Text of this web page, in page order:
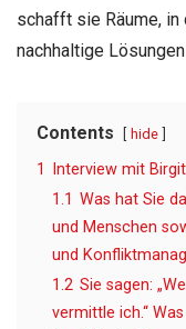
schafft sie Räume, in
nachhaltige
Contents hide
1
Interview mit
1.1 Was hat Sie
und Menschen
und
1.2 Sie sagen:
vermittle ich.“